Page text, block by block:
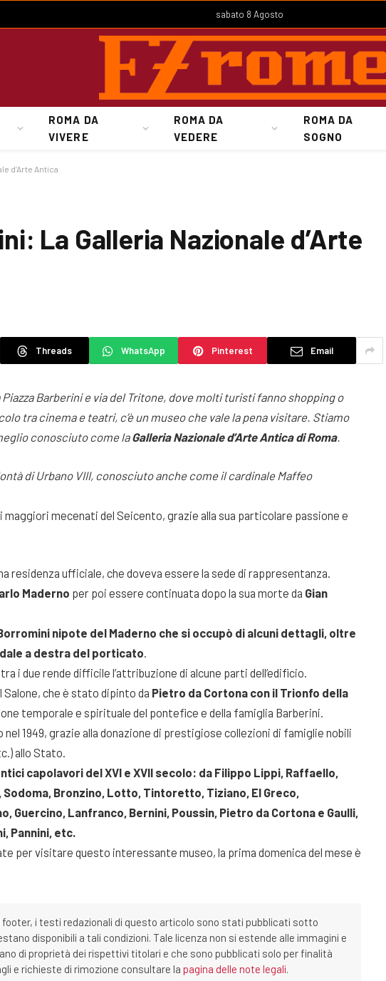
sabato 8 Agosto
ROMA DA
VIVERE
ROMA DA
VEDERE
ROMA DA
SOGNO
d’Arte Antica
La Galleria Nazionale d’Arte
Threads WhatsApp Pinterest Email
Barberini e via del Tritone, dove molti turisti fanno shopping o
tra cinema e teatri, c’è un museo che vale la pena visitare. Stiamo
conosciuto come laGalleria Nazionale d’Arte Antica di Roma.
di Urbano VIII, conosciuto anche come il cardinale Maffeo
maggiori mecenati del Seicento, grazie alla sua particolare passione e
residenza ufficiale, che doveva essere la sede di rappresentanza.
Maderno per poi essere continuata dopo la sua morte da Gian
nipote del Maderno che si occupò di alcuni dettagli, oltre
a destra del porticato.
i due rende difficile l’attribuzione di alcune parti dell’edificio.
che è stato dipinto da Pietro da Cortona con il Trionfo della
temporale e spirituale del pontefice e della famiglia Barberini.
1949, grazie alla donazione di prestigiose collezioni di famiglie nobili
allo Stato.
capolavori del XVI e XVII secolo: da Filippo Lippi, Raffaello,
Bronzino, Lotto, Tintoretto, Tiziano, El Greco,
Guercino, Lanfranco, Bernini, Poussin, Pietro da Cortona e Gaulli,
Pannini, etc.
per visitare questo interessante museo, la prima domenica del mese è
footer, i testi redazionali di questo articolo sono stati pubblicati sotto
disponibili a tali condizioni. Tale licenza non si estende alle immagini e
di proprietà dei rispettivi titolari e che sono pubblicati solo per finalità
e richieste di rimozione consultare la pagina delle note legali.